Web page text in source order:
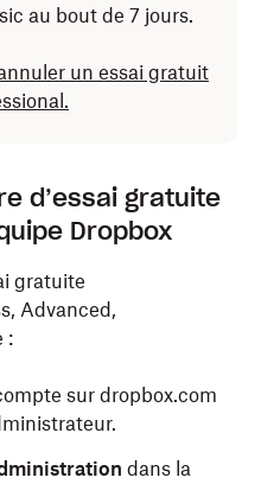
au bout de 7 jours.
un essai gratuit
d’essai gratuite
Dropbox
gratuite
Advanced,
:
sur dropbox.com
dans la